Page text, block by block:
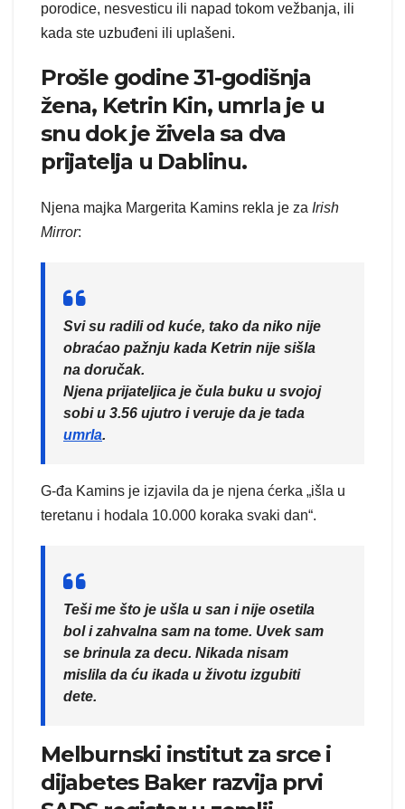
porodice, nesvesticu ili napad tokom vežbanja, ili
kada ste uzbuđeni ili uplašeni.
Prošle godine 31-godišnja
žena, Ketrin Kin, umrla je u
snu dok je živela sa dva
prijatelja u Dablinu.
Njena majka Margerita Kamins rekla je za Irish
Mirror:
Svi su radili od kuće, tako da niko nije
obraćao pažnju kada Ketrin nije sišla
na doručak.
Njena prijateljica je čula buku u svojoj
sobi u 3.56 ujutro i veruje da je tada
umrla.
G-đa Kamins je izjavila da je njena ćerka „išla u
teretanu i hodala 10.000 koraka svaki dan“.
Teši me što je ušla u san i nije osetila
bol i zahvalna sam na tome. Uvek sam
se brinula za decu. Nikada nisam
mislila da ću ikada u životu izgubiti
dete.
Melburnski institut za srce i
dijabetes Baker razvija prvi